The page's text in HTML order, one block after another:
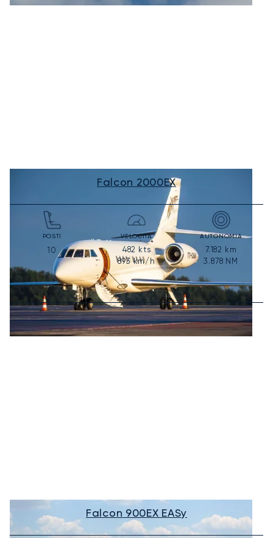
Falcon 2000EX
POSTI
10
VELOCITÀ
482 kts
893km/h
AUTONOMIA
7.182 km
3.878 NM
Falcon 900EX EASy